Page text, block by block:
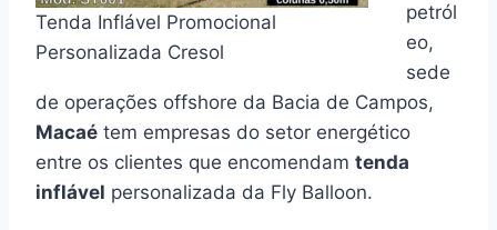
Tenda Inflável Promocional
Personalizada Cresol
petról
eo,
sede
de operações offshore da Bacia de Campos,
Macaé tem empresas do setor energético
entre os clientes que encomendam tenda
inflável personalizada da Fly Balloon.